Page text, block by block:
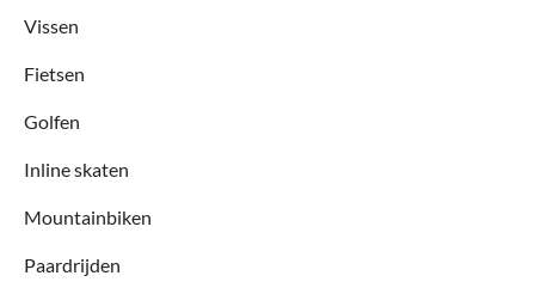
Vissen
Fietsen
Golfen
Inline skaten
Mountainbiken
Paardrijden